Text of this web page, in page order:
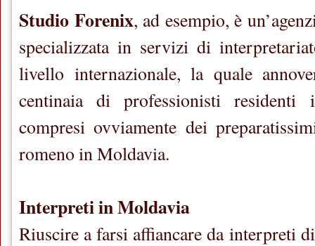
Studio Forenix, ad esempio, è
specializzata in servizi di
livello internazionale, la quale
centinaia di professionisti
compresi ovviamente dei
romeno in Moldavia.
Interpreti in Moldavia
Riuscire a farsi affiancare da interpreti